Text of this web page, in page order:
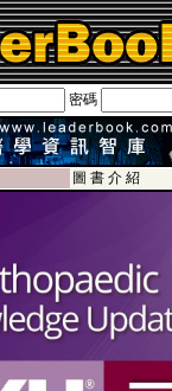
密碼
圖 書 介 紹